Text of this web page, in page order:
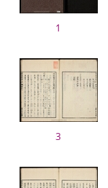
1
3